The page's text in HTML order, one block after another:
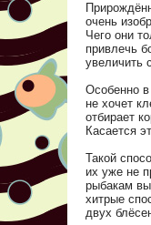
очень
Чего они
привлечь
увеличить
Особенно в
не хочет
отбирает
Касается
Такой
их уже не
рыбакам
хитрые
двух